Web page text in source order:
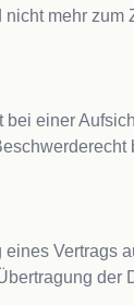
mehr
einer
Vertrags